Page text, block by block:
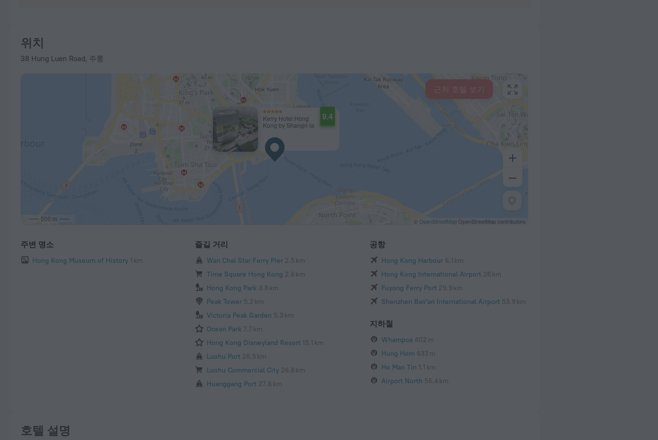
위치
38 Hung Luen Road, 주룽
Kerry Hotel Hong
Kong by Shangri-la
9.4
500 m © OpenStreetMap OpenStreetMap contributors
근처 호텔 보기
주변 명소
Hong Kong Museum of History 1 km
즐길 거리
Wan Chai Star Ferry Pier 2.5 km
Time Square Hong Kong 2.6 km
Hong Kong Park 3.8 km
Peak Tower 5.2 km
Victoria Peak Garden 5.3 km
Ocean Park 7.7 km
Hong Kong Disneyland Resort 15.1 km
Luohu Port 26.5 km
Luohu Commercial City 26.8 km
Huanggang Port 27.6 km
공항
Hong Kong Harbour 6.1 km
Hong Kong International Airport 26 km
Fuyong Ferry Port 29.9 km
Shenzhen Bao'an International Airport 53.9 km
지하철
Whampoa 402 m
Hung Hom 633 m
Ho Man Tin 1.1 km
Airport North 56.4 km
호텔 설명